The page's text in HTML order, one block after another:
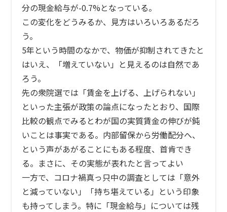
分の現金給与が-0.7%となっている。
この変化をどうみるか、見方はいろいろあるだろ
う。
5年という時間のなかで、物価が抑制されてきたと
はいえ、「増えていない」と見えるのは自然であ
ろう。
先の衆院選では「賃金を上げる、上げられない」
といった主張が政策の論点になったとおり、国際
比較の観点でみるとわが国の実質賃金の伸びが鈍
いことは事実である。内部留保から労働配分へ、
という声があがることにもある程度、首肯でき
る。まさに、その実態が表れたと言ってよい
一方で、コロナ禍真っ只中の調査としては「意外
と減っていない」「持ち堪えている」という印象
も持ってしまう。特に「現金給与」については残